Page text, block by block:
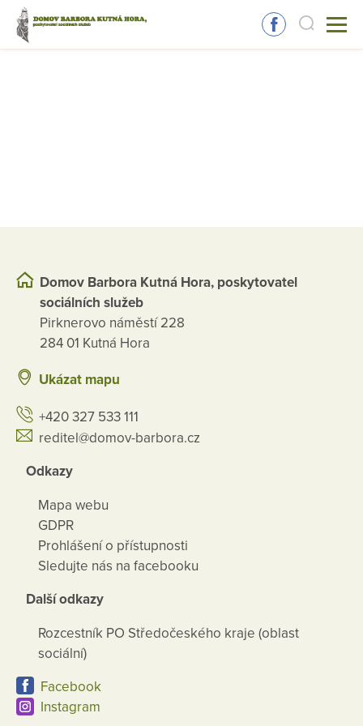
Domov Barbora Kutná Hora, poskytovatel
sociálních služeb
Pirknerovo náměstí 228
284 01 Kutná Hora
Ukázat mapu
+420 327 533 111
reditel@domov-barbora.cz
Odkazy
Mapa webu
GDPR
Prohlášení o přístupnosti
Sledujte nás na facebooku
Další odkazy
Rozcestník PO Středočeského kraje (oblast
sociální)
Facebook
Instagram